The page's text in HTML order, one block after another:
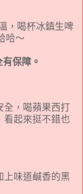
，喝杯冰鎮生啤
哈～
保障。
全，喝蘋果西打
看起來挺不錯也
上味道鹹香的黑